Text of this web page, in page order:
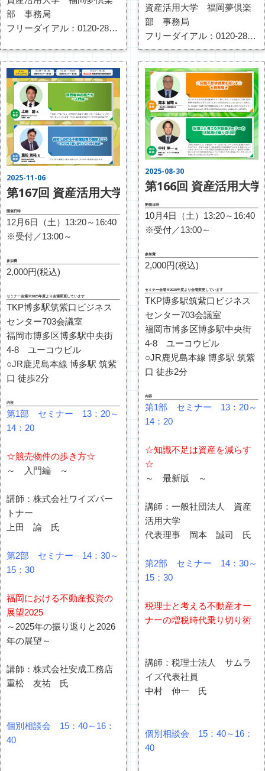
ッフまでその旨お伝えくだ
さい。
部 事務局
フリーダイアル：0120-287-
インターネット：
http://fukuoka-
shisankatsuyou.com/contact/
す。
不都合のある場合は、スタ
ッフまでその旨お伝えくだ
さい。
資産活用大学 福岡夢倶楽
部 事務局
フリーダイアル：0120-287-
430
ＦＡＸ：092-433-1178
インターネット：
http://fukuoka-
shisankatsuyou.com/contact/
2025-11-06
第167回 資産活用大学 福岡夢倶楽部 開催のお
開催日時
12月6日（土）13:20～16:40
※受付／13:00～
参加費
2,000円(税込)
セミナー会場※2025年度より会場変更しています
TKP博多駅筑紫口ビジネス
センター703会議室
福岡市博多区博多駅中央街
4-8 ユーコウビル
○JR鹿児島本線 博多駅 筑紫
口 徒歩2分
内容
第1部 セミナー 13：20～
14：20
☆競売物件の歩き方☆
～ 入門編 ～
講師：株式会社ワイズパー
トナー
上田 諭 氏
第2部 セミナー 14：30～
15：30
福岡における不動産投資の
展望2025
～2025年の振り返りと2026
年の展望～
講師：株式会社安成工務店
重松 友祐 氏
個別相談会 15：40～16：
40
2025-08-30
第166回 資産活用大
開催日時
10月4日（土）13:20～16:40
※受付／13:00～
参加費
2,000円(税込)
セミナー会場※2025年度より会場変更しています
TKP博多駅筑紫口ビジネス
センター703会議室
福岡市博多区博多駅中央街
4-8 ユーコウビル
○JR鹿児島本線 博多駅 筑紫
口 徒歩2分
内容
第1部 セミナー 13：20～
14：20
☆知識不足は資産を減らす
☆
～ 最新版 ～
講師：一般社団法人 資産
活用大学
代表理事 岡本 誠司 氏
第2部 セミナー 14：30～
15：30
税理士と考える不動産オー
ナーの増税時代乗り切り術
講師：税理士法人 サムラ
イズ代表社員
中村 伸一 氏
個別相談会 15：40～16：
40